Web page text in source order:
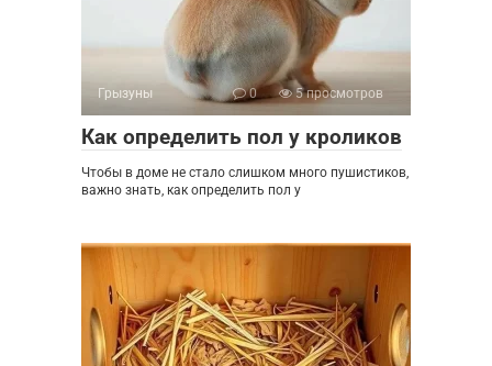
Грызуны 0 5 просмотров
Как определить пол у кроликов
Чтобы в доме не стало слишком много пушистиков,
важно знать, как определить пол у